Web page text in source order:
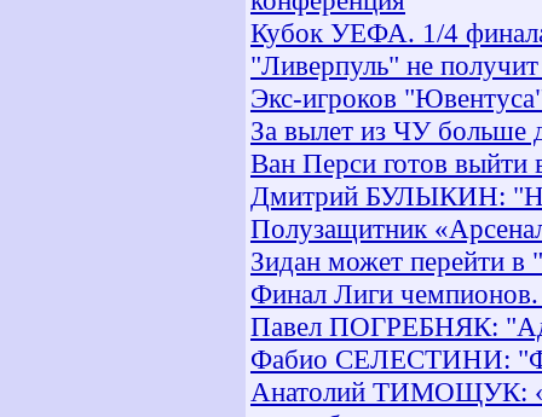
Кубок УЕФА. 1/4
"Ливерпуль" не
Экс-игроков
За вылет из ЧУ больше
Ван Перси готов выйти
Дмитрий БУЛЫКИН:
Полузащитник
Зидан может перейти в
Финал Лиги чемпионов.
Павел ПОГРЕБНЯК:
Фабио СЕЛЕСТИНИ:
Анатолий ТИМОЩУК: